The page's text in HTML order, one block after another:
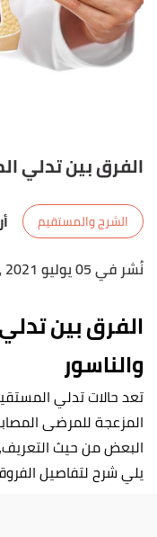
الفرق بين تدلي
الشرج والمستقيم
نُشر في 05 يوليو 2021
الفرق بين
والناسور
تعد حالاتتدلي
المزعجة للمرضى
البعض من حيث التعريف،
يلي شرح لتفاصيل